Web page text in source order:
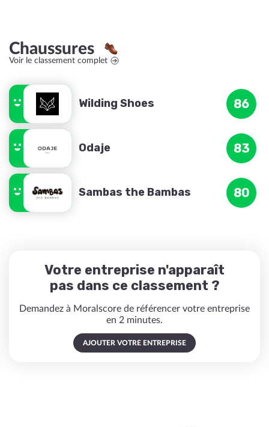
Chaussures
Voir le classement complet
Wilding Shoes 86
Odaje 83
Sambas the Bambas 80
Votre entreprise n'apparaît
pas dans ce classement ?
Demandez à Moralscore de référencer votre entreprise
en 2 minutes.
AJOUTER VOTRE ENTREPRISE